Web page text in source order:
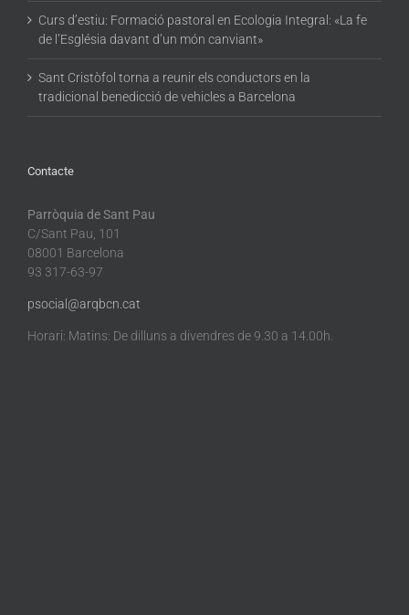
Curs d’estiu: Formació pastoral en Ecologia Integral: «La fe
de l’Església davant d’un món canviant»
Sant Cristòfol torna a reunir els conductors en la
tradicional benedicció de vehicles a Barcelona
Contacte
Parròquia de Sant Pau
C/Sant Pau, 101
08001 Barcelona
93 317-63-97
psocial@arqbcn.cat
Horari: Matins: De dilluns a divendres de 9.30 a 14.00h.